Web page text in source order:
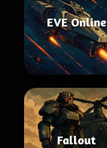
EVE Online
Fallout